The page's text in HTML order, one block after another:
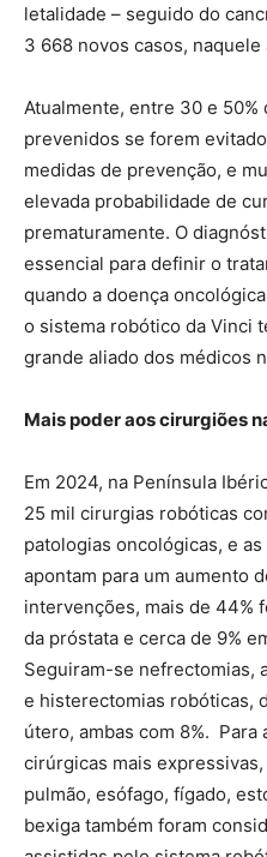
letalidade – seguido do
3 668 novos casos, naquele
Atualmente, entre 30 e
prevenidos se forem
medidas de prevenção, e
elevada probabilidade de
prematuramente. O
essencial para definir o
quando a doença
o sistema robótico da Vinci
grande aliado dos médicos
Mais poder aos cirurgiões
Em 2024, na Península
25 mil cirurgias robóticas
patologias oncológicas, e
apontam para um aumento
intervenções, mais de 44%
da próstata e cerca de 9%
Seguiram-se nefrectomias,
e histerectomias robóticas,
útero, ambas com 8%.
cirúrgicas mais
pulmão, esófago, fígado,
bexiga também foram